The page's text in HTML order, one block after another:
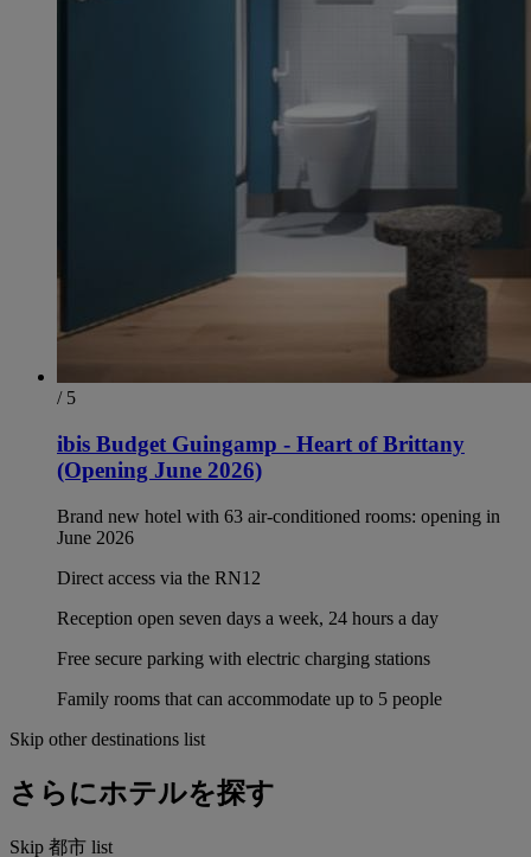
/ 5
ibis Budget Guingamp - Heart of Brittany
(Opening June 2026)
Brand new hotel with 63 air-conditioned rooms: opening in
June 2026
Direct access via the RN12
Reception open seven days a week, 24 hours a day
Free secure parking with electric charging stations
Family rooms that can accommodate up to 5 people
Skip other destinations list
さらにホテルを探す
Skip 都市 list